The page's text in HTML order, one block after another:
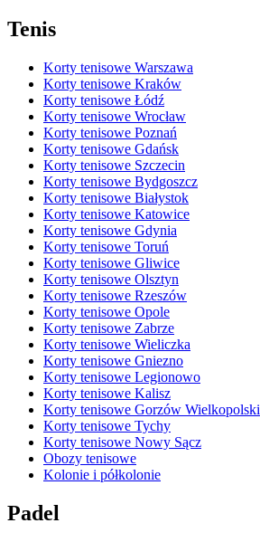
Tenis
Korty tenisowe Warszawa
Korty tenisowe Kraków
Korty tenisowe Łódź
Korty tenisowe Wrocław
Korty tenisowe Poznań
Korty tenisowe Gdańsk
Korty tenisowe Szczecin
Korty tenisowe Bydgoszcz
Korty tenisowe Białystok
Korty tenisowe Katowice
Korty tenisowe Gdynia
Korty tenisowe Toruń
Korty tenisowe Gliwice
Korty tenisowe Olsztyn
Korty tenisowe Rzeszów
Korty tenisowe Opole
Korty tenisowe Zabrze
Korty tenisowe Wieliczka
Korty tenisowe Gniezno
Korty tenisowe Legionowo
Korty tenisowe Kalisz
Korty tenisowe Gorzów Wielkopolski
Korty tenisowe Tychy
Korty tenisowe Nowy Sącz
Obozy tenisowe
Kolonie i półkolonie
Padel